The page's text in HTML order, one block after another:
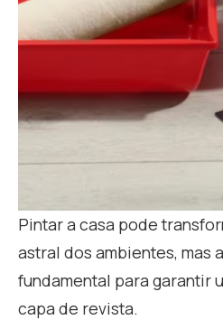
Pintar a casa pode
astral dos ambientes, mas
fundamental para garantir
capa de revista.